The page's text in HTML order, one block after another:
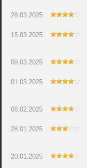
28.03.2025
15.03.2025
09.03.2025
01.03.2025
08.02.2025
28.01.2025
20.01.2025